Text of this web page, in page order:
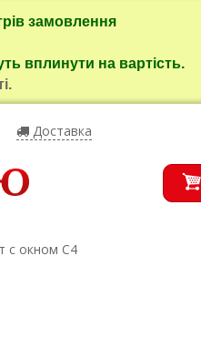
замовлення
вплинути на вартість.
Доставка
с окном С4